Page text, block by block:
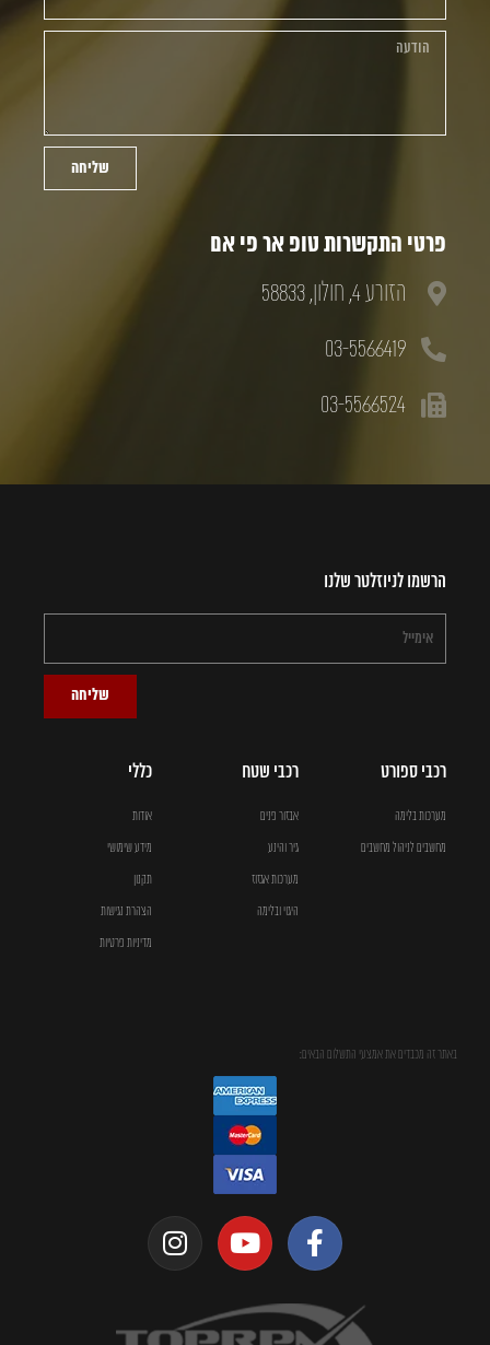
שליחה
פרטי התקשרות טופ אר פי אם
הזורע 4, חולון, 58833
03-5566419
03-5566524
הרשמו לניוזלטר שלנו
שליחה
רכבי ספורט
מערכות בלימה
מחשבים לניהול מחשבים
רכבי שטח
אבזור פנים
גיר והינע
מערכות אגזוז
היגוי ובלימה
כללי
אודות
מידע שימושי
תקנון
הצהרת נגישות
מדיניות פרטיות
באתר זה מכבדים את אמצעי התשלום הבאים: